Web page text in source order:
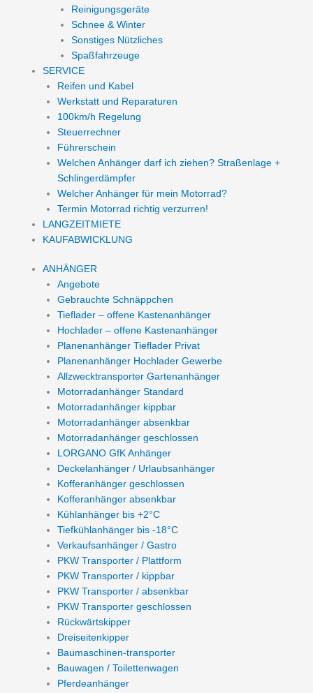
Reinigungsgeräte
Schnee & Winter
Sonstiges Nützliches
Spaßfahrzeuge
SERVICE
Reifen und Kabel
Werkstatt und Reparaturen
100km/h Regelung
Steuerrechner
Führerschein
Welchen Anhänger darf ich ziehen? Straßenlage +
Schlingerdämpfer
Welcher Anhänger für mein Motorrad?
Termin Motorrad richtig verzurren!
LANGZEITMIETE
KAUFABWICKLUNG
ANHÄNGER
Angebote
Gebrauchte Schnäppchen
Tieflader – offene Kastenanhänger
Hochlader – offene Kastenanhänger
Planenanhänger Tieflader Privat
Planenanhänger Hochlader Gewerbe
Allzwecktransporter Gartenanhänger
Motorradanhänger Standard
Motorradanhänger kippbar
Motorradanhänger absenkbar
Motorradanhänger geschlossen
LORGANO GfK Anhänger
Deckelanhänger / Urlaubsanhänger
Kofferanhänger geschlossen
Kofferanhänger absenkbar
Kühlanhänger bis +2°C
Tiefkühlanhänger bis -18°C
Verkaufsanhänger / Gastro
PKW Transporter / Plattform
PKW Transporter / kippbar
PKW Transporter / absenkbar
PKW Transporter geschlossen
Rückwärtskipper
Dreiseitenkipper
Baumaschinen-transporter
Bauwagen / Toilettenwagen
Pferdeanhänger